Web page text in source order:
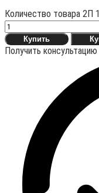
Количество товара 2П
Купить
Получить консультацию